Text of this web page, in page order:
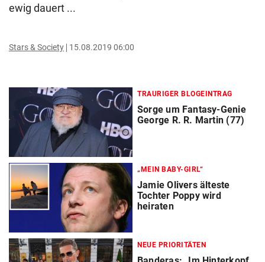
ewig dauert ...
Stars & Society 15.08.2019 06:00
TRAURIGER BLOGEINTRAG
Sorge um Fantasy-Genie
George R. R. Martin (77)
„MEIN BABY-GIRL“
Jamie Olivers älteste
Tochter Poppy wird
heiraten
NEUE PRIORITÄTEN